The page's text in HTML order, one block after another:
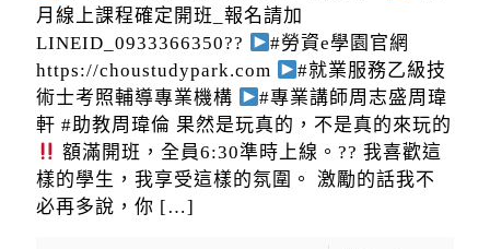
月線上課程確定開班_報名請加
LINEID_0933366350??
#勞資e學園官網
https://choustudypark.com
#就業服務乙級技
術士考照輔導專業機構
#專業講師周志盛周瑋
軒 #助教周瑋倫 果然是玩真的，不是真的來玩的
額滿開班，全員6:30準時上線。?? 我喜歡這
樣的學生，我享受這樣的氛圍。 激勵的話我不
必再多說，你 […]